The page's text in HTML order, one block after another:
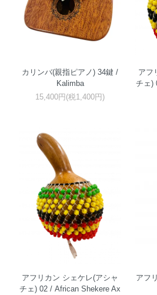
カリンバ(親指ピアノ) 34鍵 /
Kalimba
15,400円(税1,400円)
アフ
チェ)
アフリカン シェケレ(アシャ
チェ) 02 / African Shekere Ax
アフ